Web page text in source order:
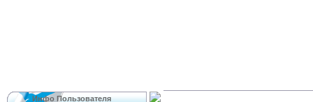
Инфо Пользователя